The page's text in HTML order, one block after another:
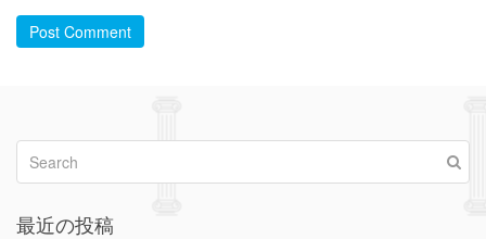
Post Comment
最近の投稿